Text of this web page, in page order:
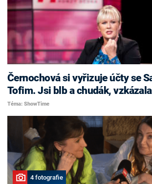
Černochová si vyřizuje účty se
Tofim. Jsi blb a chudák,
Téma: ShowTime
4 fotografie